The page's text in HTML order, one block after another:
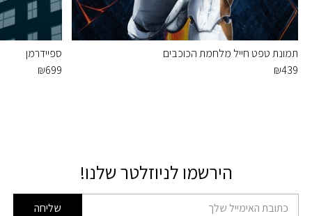
תמונת טפט חייל מלחמת הכוכבים
₪439
ספיידרמן
₪699
הירשמו לניוזלטר שלנו!
דוא׳׳ל שליחה